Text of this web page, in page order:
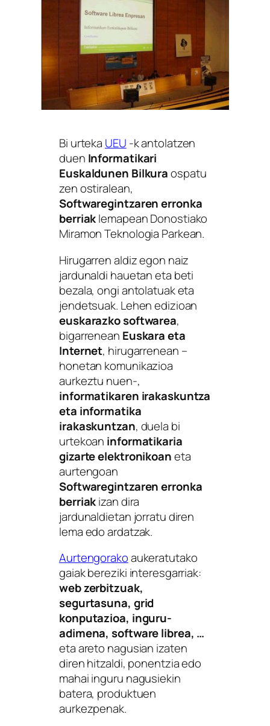
Bi urteka UEU -k antolatzen
duen Informatikari
Euskaldunen Bilkuraospatu
zen ostiralean,
Softwaregintzaren erronka
berriaklemapean Donostiako
Miramon Teknologia Parkean.
Hirugarren aldiz egon naiz
jardunaldi hauetan eta beti
bezala, ongi antolatuak eta
jendetsuak. Lehen edizioan
euskarazko softwarea,
bigarrenean Euskara eta
Internet, hirugarrenean –
honetan komunikazioa
aurkeztu nuen-,
informatikaren irakaskuntza
eta informatika
irakaskuntzan, duela bi
urtekoan informatikaria
gizarte elektronikoaneta
aurtengoan
Softwaregintzaren erronka
berriakizan dira
jardunaldietan jorratu diren
lema edo ardatzak.
Aurtengorakoaukeratutako
gaiak bereziki interesgarriak:
web zerbitzuak,
segurtasuna, grid
konputazioa, inguru-
adimena, software librea, …
eta areto nagusian izaten
diren hitzaldi, ponentzia edo
mahai inguru nagusiekin
batera, produktuen
aurkezpenak.